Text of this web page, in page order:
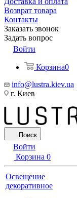
Возврат товара
Контакты
Заказать звонок
Задать вопрос
Войти
Корзина0
info@lustra.kiev.ua
г. Киев
Поиск
Войти
Корзина 0
Освещение
декоративное